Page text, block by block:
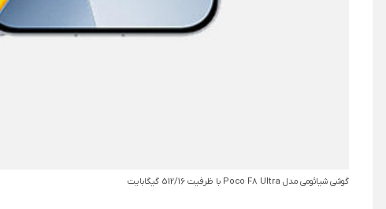
گوشی شیائومی مدل Poco F8 Ultra با ظرفیت 512/16 گیگابایت